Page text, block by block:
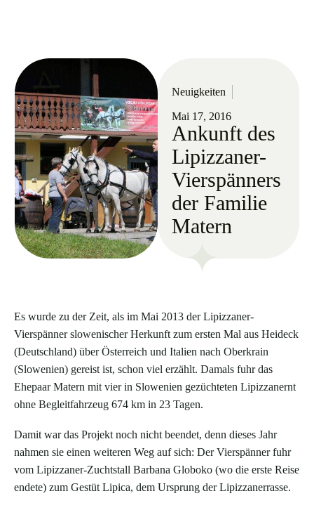
Neuigkeiten
Mai 17, 2016
Ankunft des
Lipizzaner-
Vierspänners
der Familie
Matern
Es wurde zu der Zeit, als im Mai 2013 der Lipizzaner-
Vierspänner slowenischer Herkunft zum ersten Mal aus Heideck
(Deutschland) über Österreich und Italien nach Oberkrain
(Slowenien) gereist ist, schon viel erzählt. Damals fuhr das
Ehepaar Matern mit vier in Slowenien gezüchteten Lipizzanernt
ohne Begleitfahrzeug 674 km in 23 Tagen.
Damit war das Projekt noch nicht beendet, denn dieses Jahr
nahmen sie einen weiteren Weg auf sich: Der Vierspänner fuhr
vom Lipizzaner-Zuchtstall Barbana Globoko (wo die erste Reise
endete) zum Gestüt Lipica, dem Ursprung der Lipizzanerrasse.